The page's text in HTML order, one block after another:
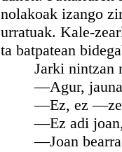
nolakoak izango
urratuak. Kale-
ta batpatean
Jarki nintzan
—Agur,
—Ez, ez
—Ez adi joan,
—Joan bearra